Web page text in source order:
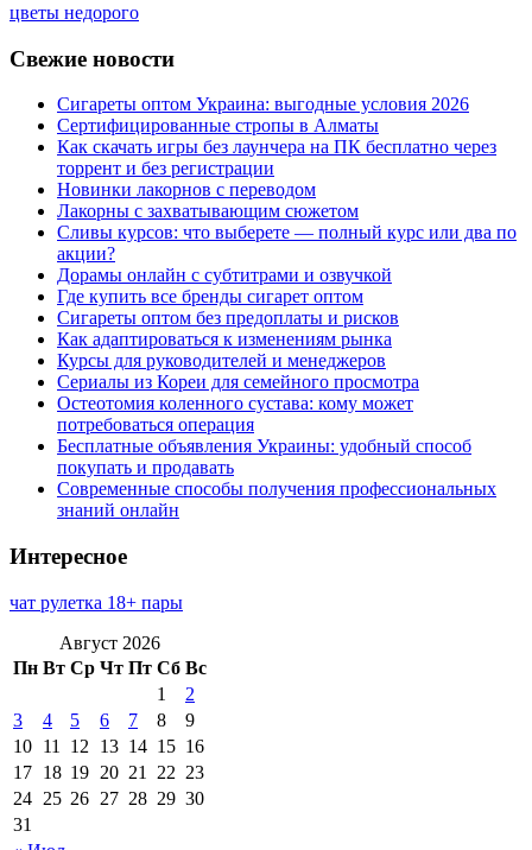
цветы недорого
Свежие новости
Сигареты оптом Украина: выгодные условия 2026
Сертифицированные стропы в Алматы
Как скачать игры без лаунчера на ПК бесплатно через
торрент и без регистрации
Новинки лакорнов с переводом
Лакорны с захватывающим сюжетом
Сливы курсов: что выберете — полный курс или два по
акции?
Дорамы онлайн с субтитрами и озвучкой
Где купить все бренды сигарет оптом
Сигареты оптом без предоплаты и рисков
Как адаптироваться к изменениям рынка
Курсы для руководителей и менеджеров
Сериалы из Кореи для семейного просмотра
Остеотомия коленного сустава: кому может
потребоваться операция
Бесплатные объявления Украины: удобный способ
покупать и продавать
Современные способы получения профессиональных
знаний онлайн
Интересное
чат рулетка 18+ пары
Август 2026
Пн Вт Ср Чт Пт Сб Вс
1
2
3
4 5 6 7 8
9
10 11 12 13 14 15 16
17 18 19 20 21 22 23
24 25 26 27 28 29 30
31